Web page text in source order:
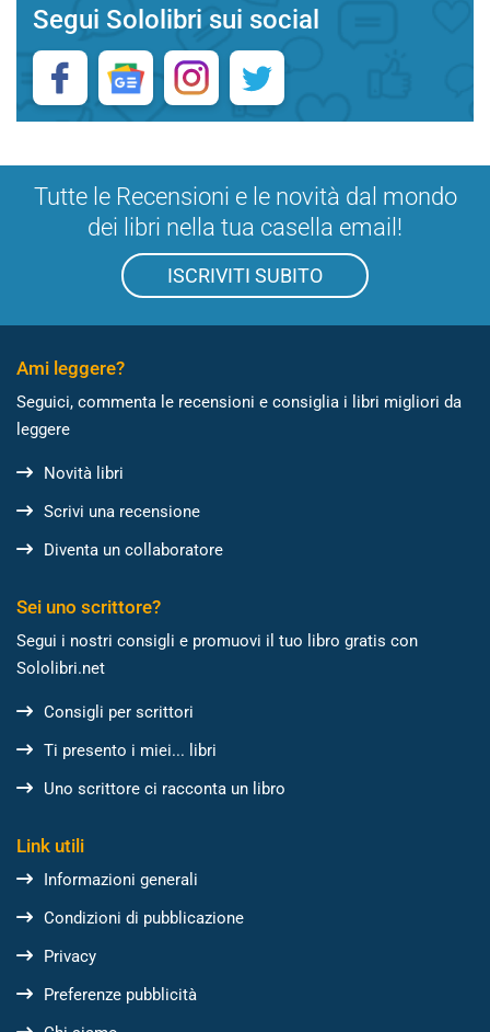
Segui Sololibri sui social
Tutte le Recensioni e le novità dal mondo
dei libri nella tua casella email!
ISCRIVITI SUBITO
Ami leggere?
Seguici, commenta le recensioni e consiglia i libri migliori da
leggere
Novità libri
Scrivi una recensione
Diventa un collaboratore
Sei uno scrittore?
Segui i nostri consigli e promuovi il tuo libro gratis con
Sololibri.net
Consigli per scrittori
Ti presento i miei... libri
Uno scrittore ci racconta un libro
Link utili
Informazioni generali
Condizioni di pubblicazione
Privacy
Preferenze pubblicità